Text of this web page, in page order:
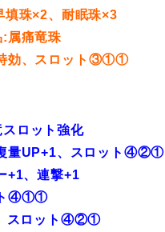
珠×2、耐眠珠×3
属痛竜珠
効、スロット③①①
ロット強化
量UP+1、スロット④②①
+1、連撃+1
ト④①①
スロット④②①